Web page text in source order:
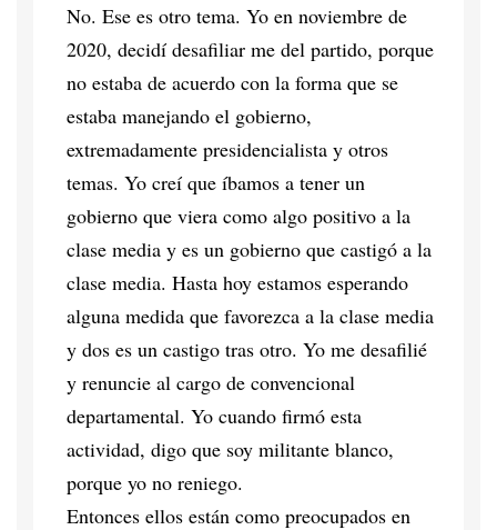
No. Ese es otro tema. Yo en noviembre de
2020, decidí desafiliar me del partido, porque
no estaba de acuerdo con la forma que se
estaba manejando el gobierno,
extremadamente presidencialista y otros
temas. Yo creí que íbamos a tener un
gobierno que viera como algo positivo a la
clase media y es un gobierno que castigó a la
clase media. Hasta hoy estamos esperando
alguna medida que favorezca a la clase media
y dos es un castigo tras otro. Yo me desafilié
y renuncie al cargo de convencional
departamental. Yo cuando firmó esta
actividad, digo que soy militante blanco,
porque yo no reniego.
Entonces ellos están como preocupados en